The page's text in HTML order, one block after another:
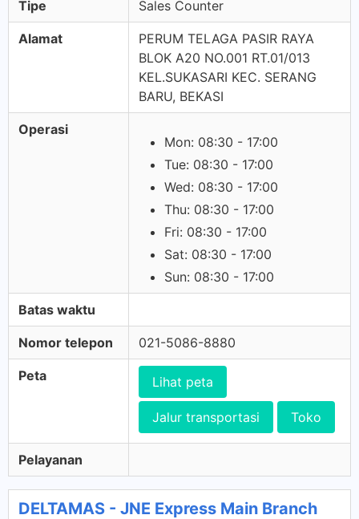
Tipe Sales Counter
Alamat
PERUM TELAGA PASIR RAYA
BLOK A20 NO.001 RT.01/013
KEL.SUKASARI KEC. SERANG
BARU, BEKASI
Operasi
Mon: 08:30 - 17:00
Tue: 08:30 - 17:00
Wed: 08:30 - 17:00
Thu: 08:30 - 17:00
Fri: 08:30 - 17:00
Sat: 08:30 - 17:00
Sun: 08:30 - 17:00
Batas waktu
Nomor telepon 021-5086-8880
Peta Lihat peta
Jalur transportasi Toko
Pelayanan
DELTAMAS - JNE Express Main Branch